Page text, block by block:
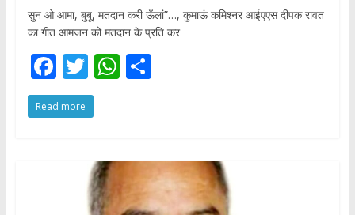
सुन ओ आमा, बुबू, मतदान करी ऊँलां”…, कुमाऊं कमिश्नर आईएएस दीपक रावत
का गीत आमजन को मतदान के प्रति कर
F
ac
e
T
w
itt
W
A
p
S
Read more